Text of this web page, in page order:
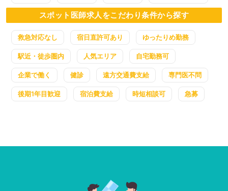
スポット医師求人をこだわり条件から探す
救急対応なし 宿日直許可あり ゆったりめ勤務
駅近・徒歩圏内 人気エリア 自宅勤務可
企業で働く 健診 遠方交通費支給 専門医不問
後期1年目歓迎 宿泊費支給 時短相談可 急募